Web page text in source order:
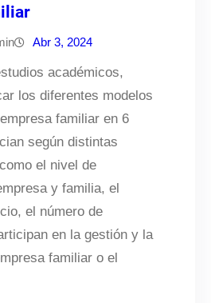
Abr 3, 2024
académicos,
los diferentes modelos
familiar en 6
según distintas
el nivel de
y familia, el
el número de
en la gestión y la
familiar o el